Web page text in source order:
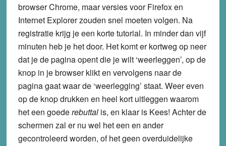
browser Chrome, maar versies voor Firefox en
Internet Explorer zouden snel moeten volgen. Na
registratie krijg je een korte tutorial. In minder dan vijf
minuten heb je het door. Het komt er kortweg op neer
dat je de pagina opent die je wilt ‘weerleggen’, op de
knop in je browser klikt en vervolgens naar de
pagina gaat waar de ‘weerlegging’ staat. Weer even
op de knop drukken en heel kort uitleggen waarom
het een goederebuttalis, en klaar is Kees! Achter de
schermen zal er nu wel het een en ander
gecontroleerd worden, of het geen overduidelijke